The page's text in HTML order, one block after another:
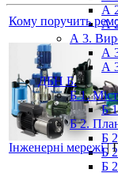
А
А
А 3.
А
А
ДБН Б.+
Б 1.
Б
Б 2.
Б
Б
Б
Кому поручить
Інженерні мережі|